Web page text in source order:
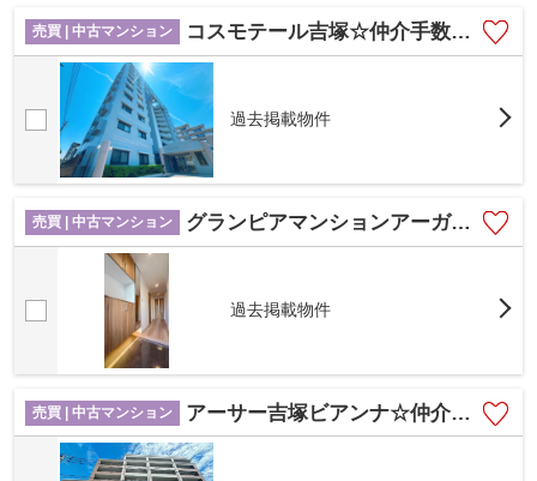
売買 | 中古マンション コスモテール吉塚☆仲介手数料無料☆
過去掲載物件
売買 | 中古マンション グランピアマンションアーガス吉塚☆仲介手数料無料☆
過去掲載物件
売買 | 中古マンション アーサー吉塚ビアンナ☆仲介手数料無料☆